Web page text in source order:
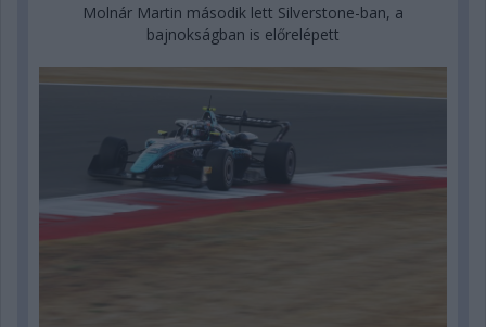
Molnár Martin második lett Silverstone-ban, a
bajnokságban is előrelépett